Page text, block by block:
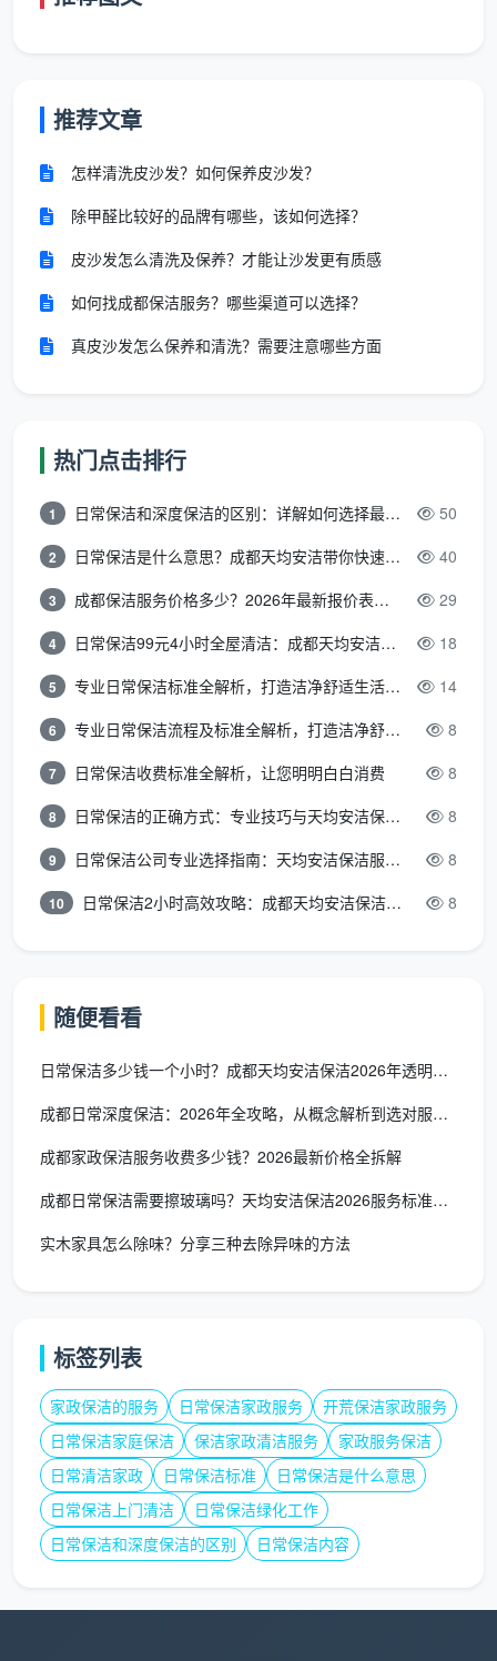
方
式
用
景
每周/每月定期维护
季度大扫除、换季清洁、
一句话判断：家里只是几天没擦台面、地板踩出了
二、逐区拆解——天均安洁七区基础保洁到底包括什
么？
搞清楚“日常保洁”的本质之后，接下来的问题就是
它的操作地图长什么样。一份专业家政服务家庭保洁服
厅、厨房、餐厅、阳台、卫浴间7大打扫区域，按照“先
房间，再卫浴；先里间，后外间”和“先顶面，后平面，
再地面”的黄金打扫顺序依次推进，而不是随意乱
擦-30 。下面我们就对照 天均安洁保洁
的标准化七区服
务单，逐区拆解。
2.1 卧室区域的服务内容
床铺整理：枕头并列置顶摆放，被子平铺覆盖整床，
床无灰尘、无褶皱，床头柜无灰尘、无水痕，物品摆
渍无水痕，百叶窗无灰尘。
地面清扫拖拭：柜底、床底可见范围无灰尘、无毛
发、无杂物。
不包含：衣柜内部衣物整理（属收纳服务的范
畴）、贵重摆件擦拭等。
书桌整理：物品统一从大到小、标签朝外摆放，键盘
表面无灰尘、无油污，内部无异物。
书柜外部擦拭：书柜表面无污渍、无水痕、外部无
尘。
电器与房门：电脑屏幕、台灯等外表面无尘无水印；
房门无尘无油，把手干净无手印。
2.3 客厅区域——高频公共空间的全面浮
推荐文章
怎样清洗皮沙发？如何保养皮沙发？
除甲醛比较好的品牌有哪些，该如何选择？
皮沙发怎么清洗及保养？才能让沙发更有质感
如何找成都保洁服务？哪些渠道可以选择？
真皮沙发怎么保养和清洗？需要注意哪些方面
热门点击排行
1 日常保洁和深度保洁的区别：详解如何选择最适合的清洁服务 50
2 日常保洁是什么意思？成都天均安洁带你快速区分“日常vs深度vs开荒” 40
3 成都保洁服务价格多少？2026年最新报价表来了，这一篇看透所有费用 29
4 日常保洁99元4小时全屋清洁：成都天均安洁保洁超值服务全解析 18
5 专业日常保洁标准全解析，打造洁净舒适生活空间 14
6 专业日常保洁流程及标准全解析，打造洁净舒适环境 8
7 日常保洁收费标准全解析，让您明明白白消费 8
8 日常保洁的正确方式：专业技巧与天均安洁保洁服务全解析 8
9 日常保洁公司专业选择指南：天均安洁保洁服务全解析 8
10 日常保洁2小时高效攻略：成都天均安洁保洁专业时间管理方案 8
随便看看
日常保洁多少钱一个小时？成都天均安洁保洁2026年透明化定价
成都日常深度保洁：2026年全攻略，从概念解析到选对服务一篇
成都家政保洁服务收费多少钱？2026最新价格全拆解
成都日常保洁需要擦玻璃吗？天均安洁保洁2026服务标准权威解
实木家具怎么除味？分享三种去除异味的方法
标签列表
家政保洁的服务 日常保洁家政服务
开荒保洁家政服务
日常保洁家庭保洁
保洁家政清洁服务
家政服务保洁
日常清洁家政
日常保洁标准
日常保洁是什么意思
日常保洁上门清洁
日常保洁绿化工作
日常保洁和深度保洁的区别
日常保洁内容